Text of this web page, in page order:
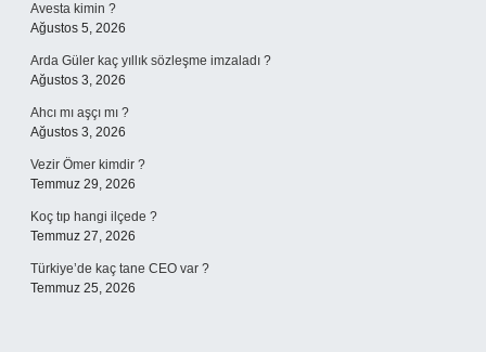
Avesta kimin ?
Ağustos 5, 2026
Arda Güler kaç yıllık sözleşme imzaladı ?
Ağustos 3, 2026
Ahcı mı aşçı mı ?
Ağustos 3, 2026
Vezir Ömer kimdir ?
Temmuz 29, 2026
Koç tıp hangi ilçede ?
Temmuz 27, 2026
Türkiye’de kaç tane CEO var ?
Temmuz 25, 2026